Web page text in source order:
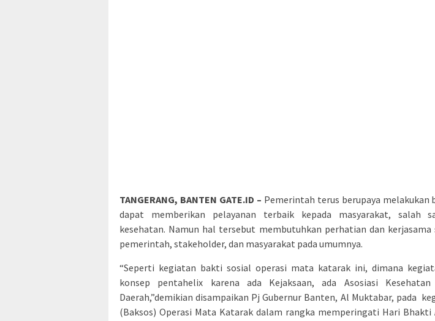
TANGERANG, BANTEN GATE.ID – Pemerintah terus berupaya melakukan
dapat memberikan pelayanan terbaik kepada masyarakat, salah
kesehatan. Namun hal tersebut membutuhkan perhatian dan kerjasama
pemerintah, stakeholder, dan masyarakat pada umumnya.
“Seperti kegiatan bakti sosial operasi mata katarak ini, dimana
konsep pentahelix karena ada Kejaksaan, ada Asosiasi
Daerah,”demikian disampaikan Pj Gubernur Banten, Al Muktabar, pada
(Baksos) Operasi Mata Katarak dalam rangka memperingati Hari Bhakti